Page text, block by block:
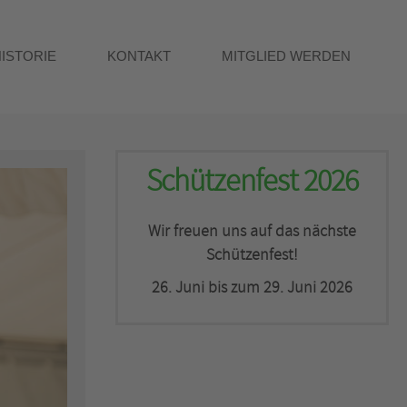
KONTAKT MITGLIED WERDEN
Schützenfest 2026
Wir freuen uns auf das nächste
Schützenfest!
26. Juni bis zum 29. Juni 2026